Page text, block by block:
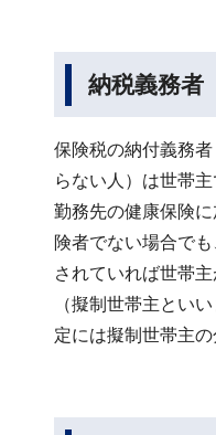
納税義務者
保険税の納付義務
らない人）は世帯
勤務先の健康保険
険者でない場合で
されていれば世帯
（擬制世帯主とい
定には擬制世帯主の